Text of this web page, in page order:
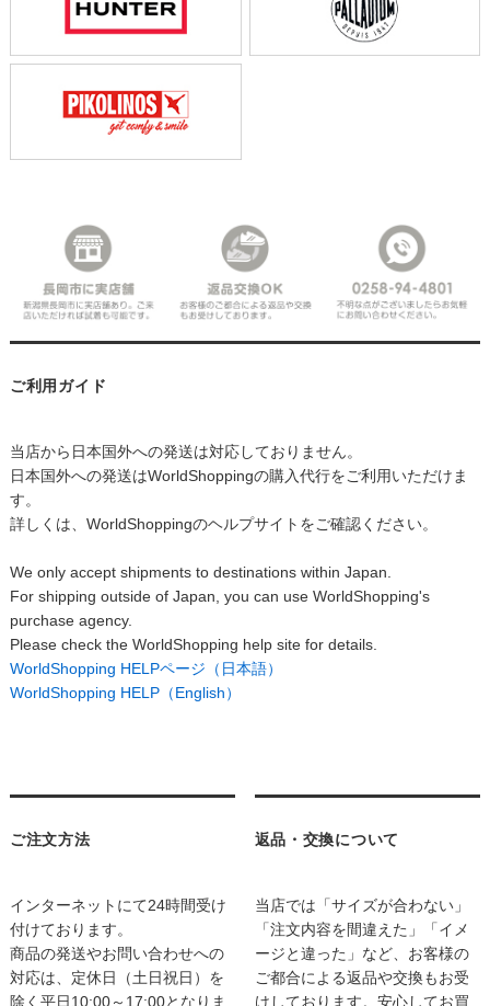
ご利用ガイド
当店から日本国外への発送は対応しておりません。
日本国外への発送はWorldShoppingの購入代行をご利用いただけま
す。
詳しくは、WorldShoppingのヘルプサイトをご確認ください。
We only accept shipments to destinations within Japan.
For shipping outside of Japan, you can use WorldShopping's
purchase agency.
Please check the WorldShopping help site for details.
WorldShopping HELPページ（日本語）
WorldShopping HELP（English）
ご注文方法
インターネットにて24時間受け
付けております。
商品の発送やお問い合わせへの
対応は、定休日（土日祝日）を
除く平日10:00～17:00となりま
返品・交換について
当店では「サイズが合わない」
「注文内容を間違えた」「イメ
ージと違った」など、お客様の
ご都合による返品や交換もお受
けしております。安心してお買